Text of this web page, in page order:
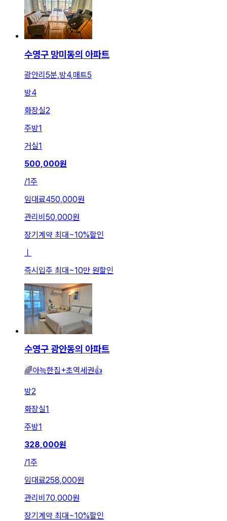
수영구 망미동의 아파트
광안리5분,방4,매트5
방4
화장실2
주방1
거실1
500,000원
/1주
임대료450,000원
관리비 50,000원
장기계약 최대~10%할인
ㅣ
즉시입주 최대~10만 원할인
수영구 광안동의 아파트
🌈아늑한집+초역세권👍
방2
화장실1
주방1
328,000원
/1주
임대료258,000원
관리비 70,000원
장기계약 최대~10%할인